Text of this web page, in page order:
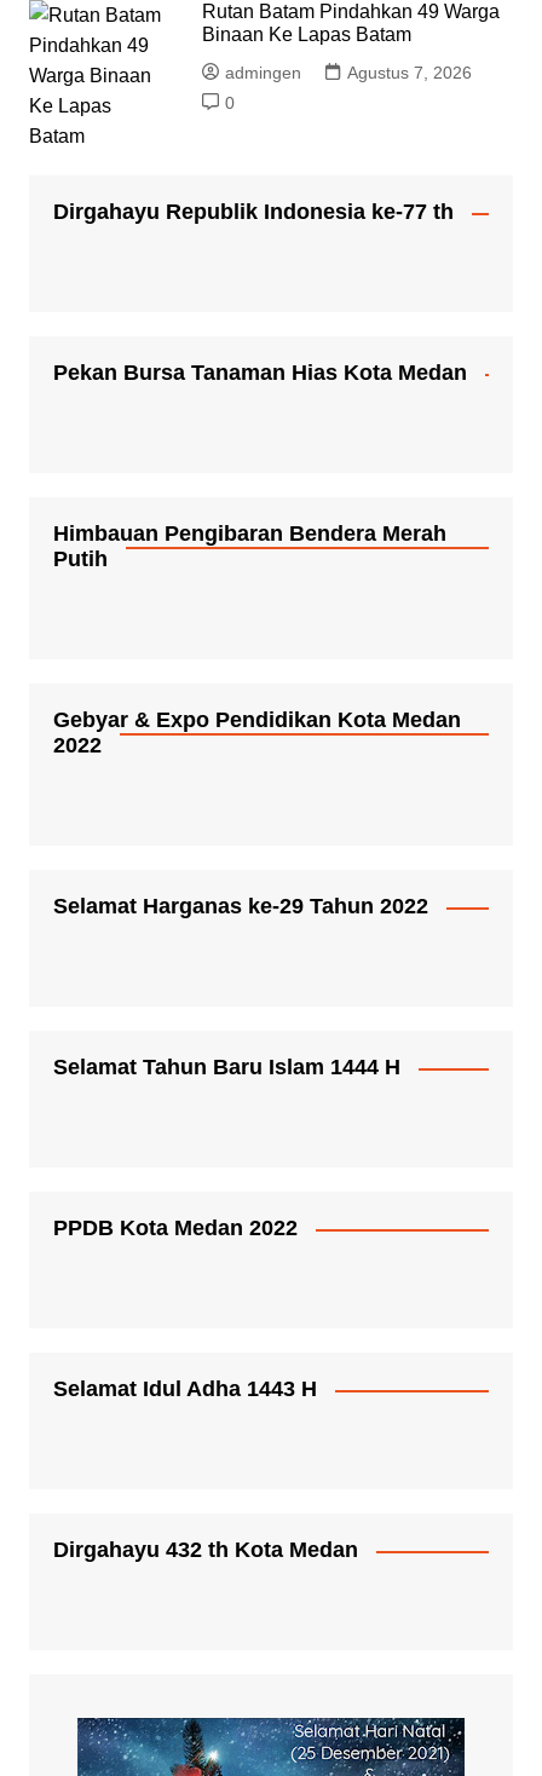
Rutan Batam Pindahkan 49 Warga
Binaan Ke Lapas Batam
admingen
Agustus 7, 2026
0
Dirgahayu Republik Indonesia ke-77 th
Pekan Bursa Tanaman Hias Kota Medan
Himbauan Pengibaran Bendera Merah
Putih
Gebyar & Expo Pendidikan Kota Medan
2022
Selamat Harganas ke-29 Tahun 2022
Selamat Tahun Baru Islam 1444 H
PPDB Kota Medan 2022
Selamat Idul Adha 1443 H
Dirgahayu 432 th Kota Medan